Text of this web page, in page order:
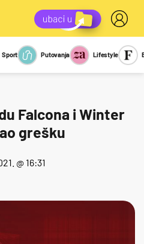
Kviz
Report
Sport Putovanja Lifestyle
Falcona i Winter
grešku
@ 16:31